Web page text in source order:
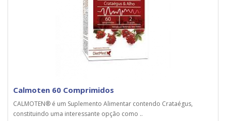
Calmoten 60 Comprimidos
CALMOTEN® é um Suplemento Alimentar contendo Crataégus,
constituindo uma interessante opção como ..